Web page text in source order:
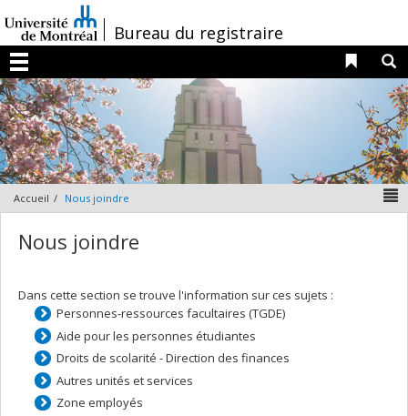
au
contenu
/Bureau du registraire
Menu
Liens
Accueil Nous joindre
Nous joindre
Dans cette section se trouve l'information sur ces sujets :
Personnes-ressources facultaires (TGDE)
Aide pour les personnes étudiantes
Droits de scolarité - Direction des finances
Autres unités et services
Zone employés